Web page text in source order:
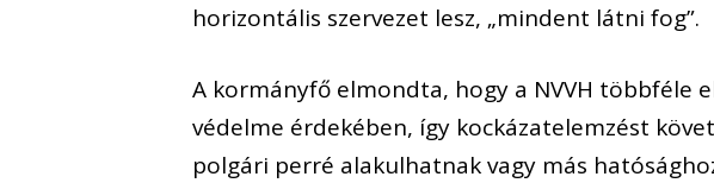
horizontális szervezet lesz, „mindent látni fog”.
A kormányfő elmondta, hogy a NVVH többféle
védelme érdekében, így kockázatelemzést
polgári perré alakulhatnak vagy más